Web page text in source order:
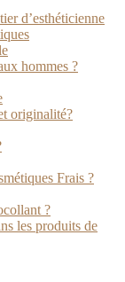
d’esthéticienne
hommes ?
originalité?
Frais ?
?
les produits de